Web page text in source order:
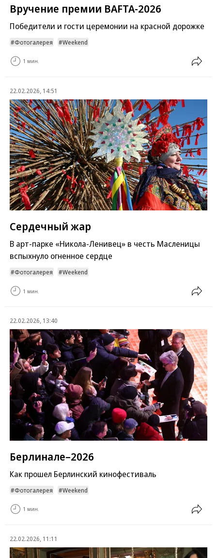
Вручение премии BAFTA-2026
Победители и гости церемонии на красной дорожке
Фотогалерея Weekend
1 мин.
22.02.2026, 14:51
Сердечный жар
В арт-парке «Никола-Ленивец» в честь Масленицы
вспыхнуло огненное сердце
Фотогалерея Weekend
1 мин.
22.02.2026, 13:40
Берлинале–2026
Как прошел Берлинский кинофестиваль
Фотогалерея Weekend
1 мин.
22.02.2026, 11:11